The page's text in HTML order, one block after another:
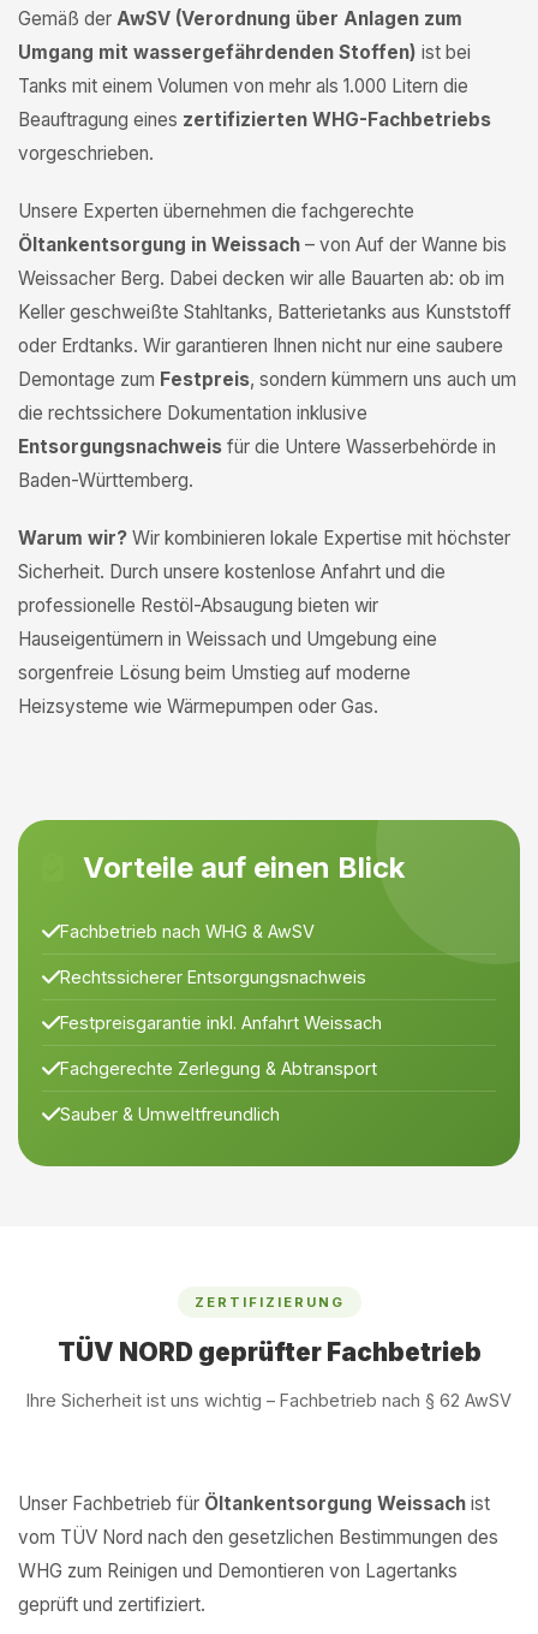
Gemäß der AwSV (Verordnung über Anlagen zum
Umgang mit wassergefährdenden Stoffen) ist bei
Tanks mit einem Volumen von mehr als 1.000 Litern die
Beauftragung eines zertifizierten WHG-Fachbetriebs
vorgeschrieben.
Unsere Experten übernehmen die fachgerechte
Öltankentsorgung in Weissach – von Auf der Wanne bis
Weissacher Berg. Dabei decken wir alle Bauarten ab: ob im
Keller geschweißte Stahltanks, Batterietanks aus Kunststoff
oder Erdtanks. Wir garantieren Ihnen nicht nur eine saubere
Demontage zum Festpreis, sondern kümmern uns auch um
die rechtssichere Dokumentation inklusive
Entsorgungsnachweis für die Untere Wasserbehörde in
Baden-Württemberg.
Warum wir? Wir kombinieren lokale Expertise mit höchster
Sicherheit. Durch unsere kostenlose Anfahrt und die
professionelle Restöl-Absaugung bieten wir
Hauseigentümern in Weissach und Umgebung eine
sorgenfreie Lösung beim Umstieg auf moderne
Heizsysteme wie Wärmepumpen oder Gas.
Vorteile auf einen Blick
Fachbetrieb nach WHG & AwSV
Rechtssicherer Entsorgungsnachweis
Festpreisgarantie inkl. Anfahrt Weissach
Fachgerechte Zerlegung & Abtransport
Sauber & Umweltfreundlich
ZERTIFIZIERUNG
TÜV NORD geprüfter Fachbetrieb
Ihre Sicherheit ist uns wichtig – Fachbetrieb nach § 62 AwSV
Unser Fachbetrieb für Öltankentsorgung Weissach ist
vom TÜV Nord nach den gesetzlichen Bestimmungen des
WHG zum Reinigen und Demontieren von Lagertanks
geprüft und zertifiziert.